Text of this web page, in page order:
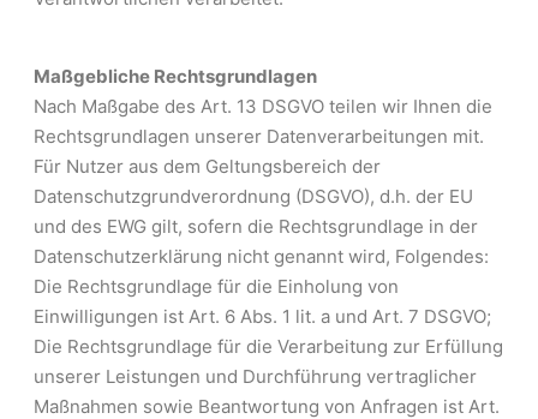
Maßgebliche Rechtsgrundlagen
Nach Maßgabe des Art. 13 DSGVO teilen wir Ihnen die
Rechtsgrundlagen unserer Datenverarbeitungen mit.
Für Nutzer aus dem Geltungsbereich der
Datenschutzgrundverordnung (DSGVO), d.h. der EU
und des EWG gilt, sofern die Rechtsgrundlage in der
Datenschutzerklärung nicht genannt wird, Folgendes:
Die Rechtsgrundlage für die Einholung von
Einwilligungen ist Art. 6 Abs. 1 lit. a und Art. 7 DSGVO;
Die Rechtsgrundlage für die Verarbeitung zur Erfüllung
unserer Leistungen und Durchführung vertraglicher
Maßnahmen sowie Beantwortung von Anfragen ist Art.